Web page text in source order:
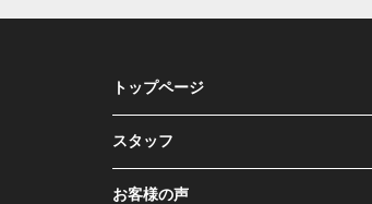
トップページ
スタッフ
お客様の声